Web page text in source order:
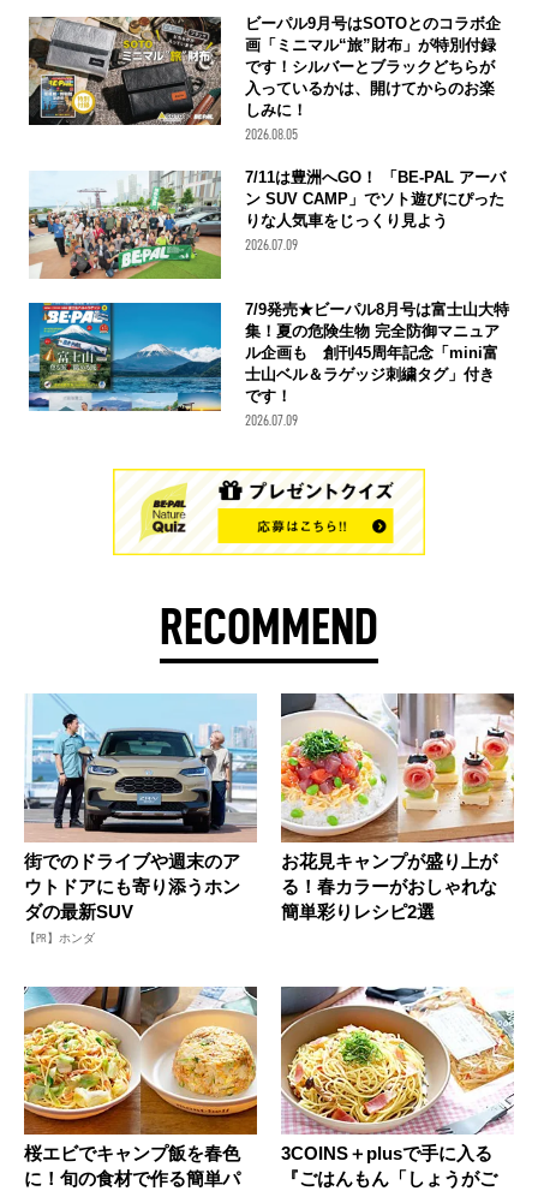
ビーパル9月号はSOTOとのコラボ企
画「ミニマル“旅”財布」が特別付録
です！シルバーとブラックどちらが
入っているかは、開けてからのお楽
しみに！
2026.08.05
7/11は豊洲へGO！ 「BE-PAL アーバ
ン SUV CAMP」でソト遊びにぴった
りな人気車をじっくり見よう
2026.07.09
7/9発売★ビーパル8月号は富士山大特
集！夏の危険生物 完全防御マニュア
ル企画も 創刊45周年記念「mini富
士山ベル＆ラゲッジ刺繍タグ」付き
です！
2026.07.09
RECOMMEND
街でのドライブや週末のア
ウトドアにも寄り添うホン
ダの最新SUV
【PR】ホンダ
お花見キャンプが盛り上が
る！春カラーがおしゃれな
簡単彩りレシピ2選
桜エビでキャンプ飯を春色
に！旬の食材で作る簡単パ
3COINS＋plusで手に入る
『ごはんもん「しょうがご